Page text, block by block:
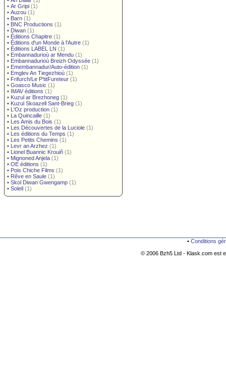
• Ar Gripi (1)
• Auzou (1)
• Barn (1)
• BNC Productions (1)
• Diwan (1)
• Éditions Chapitre (1)
• Éditions d'un Monde à l'Autre (1)
• Éditions LABEL LN (1)
• Embannadurioù ar Mendu (1)
• Embannadurioù Breizh Odyssée (1)
• Emembannadur/Auto-édition (1)
• Emglev An Tiegezhioù (1)
• Frifurch/Le P'titFureteur (1)
• Goasco Music (1)
• IMAV éditions (1)
• Kuzul ar Brezhoneg (1)
• Kuzul Skoazell Sant-Brieg (1)
• L'Oz production (1)
• La Quincaille (1)
• Les Amis du Bois (1)
• Les Découvertes de la Luciole (1)
• Les éditions du Temps (1)
• Les Petits Chemins (1)
• Levr an Arzhez (1)
• Lionel Buannic Krouiñ (1)
• Mignoned Anjela (1)
• OE éditions (1)
• Pois Chiche Films (1)
• Rêve en Saule (1)
• Skol Diwan Gwengamp (1)
• Soleil (1)
• Conditions
© 2006 Bzh5 Ltd - Klask.com est